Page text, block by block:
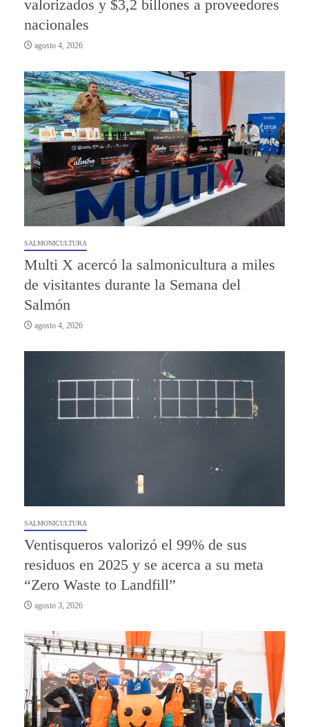
valorizados y $3,2 billones a proveedores
nacionales
agosto 4, 2026
SALMONICULTURA
Multi X acercó la salmonicultura a miles
de visitantes durante la Semana del
Salmón
agosto 4, 2026
SALMONICULTURA
Ventisqueros valorizó el 99% de sus
residuos en 2025 y se acerca a su meta
“Zero Waste to Landfill”
agosto 3, 2026